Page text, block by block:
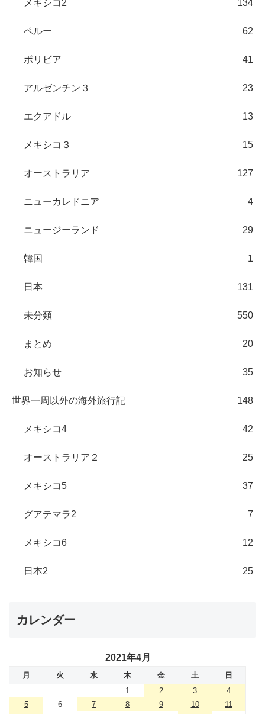
メキシコ2 134
ペルー 62
ボリビア 41
アルゼンチン３ 23
エクアドル 13
メキシコ３ 15
オーストラリア 127
ニューカレドニア 4
ニュージーランド 29
韓国 1
日本 131
未分類 550
まとめ 20
お知らせ 35
世界一周以外の海外旅行記 148
メキシコ4 42
オーストラリア２ 25
メキシコ5 37
グアテマラ2 7
メキシコ6 12
日本2 25
カレンダー
2021年4月
月 火 水 木 金 土
日
1
2 3
4
5
6 7 8 9 10
11